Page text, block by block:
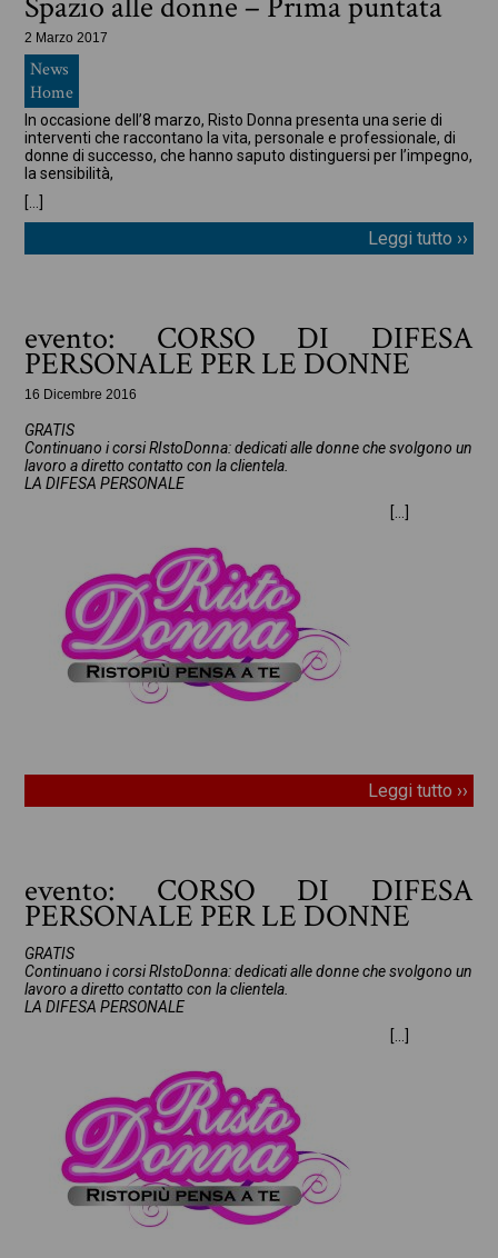
2 Marzo 2017
News
Home
In occasione dell’8 marzo, Risto Donna presenta una serie di
interventi che raccontano la vita, personale e professionale, di
donne di successo, che hanno saputo distinguersi per l’impegno,
la sensibilità,
Leggi tutto ››
evento: CORSO DI DIFESA
PERSONALE PER LE DONNE
16 Dicembre 2016
GRATIS
Continuano i corsi RIstoDonna: dedicati alle donne che svolgono un
lavoro a diretto contatto con la clientela.
LA DIFESA PERSONALE
Leggi tutto ››
evento: CORSO DI DIFESA
PERSONALE PER LE DONNE
GRATIS
Continuano i corsi RIstoDonna: dedicati alle donne che svolgono un
lavoro a diretto contatto con la clientela.
LA DIFESA PERSONALE
[…]